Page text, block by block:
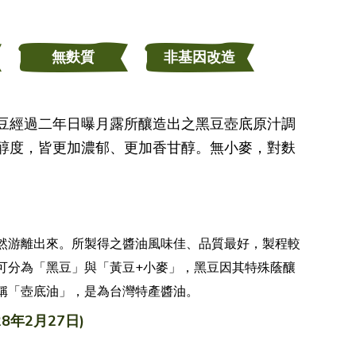
無麩質 非基因改造
經過二年日曝月露所釀造出之黑豆壺底原汁調
度，皆更加濃郁、更加香甘醇。 無小麥，對麩
離出來。所製得之醬油風味佳、品質最好，製程較
為「黑豆」與「黃豆+小麥」，黑豆因其特殊蔭釀
壺底油」，是為台灣特產醬油。
年2月27日)